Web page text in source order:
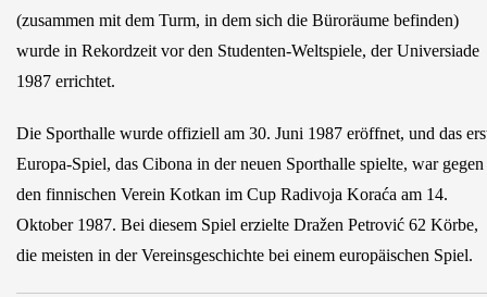
(zusammen mit dem Turm, in dem sich die Büroräume befinden)
wurde in Rekordzeit vor den Studenten-Weltspiele, der Universiade
1987 errichtet.
Die Sporthalle wurde offiziell am 30. Juni 1987 eröffnet, und das
Europa-Spiel, das Cibona in der neuen Sporthalle spielte, war gegen
den finnischen Verein Kotkan im Cup Radivoja Koraća am 14.
Oktober 1987. Bei diesem Spiel erzielte Dražen Petrović 62 Körbe,
die meisten in der Vereinsgeschichte bei einem europäischen Spiel.